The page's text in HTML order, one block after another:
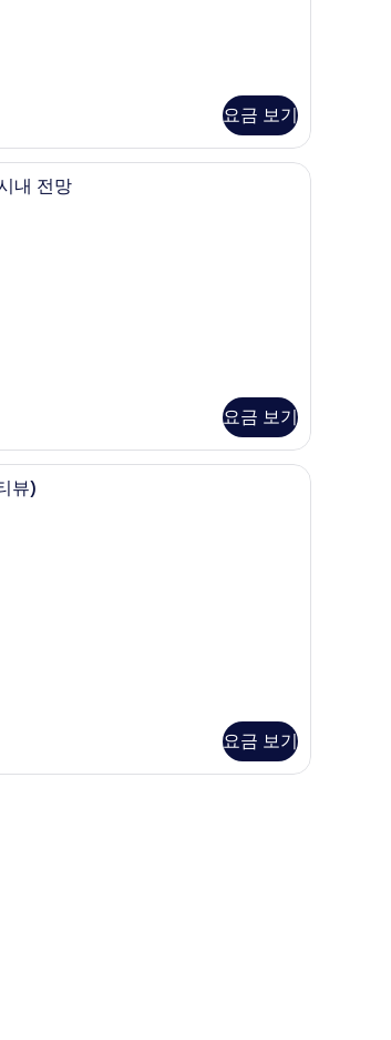
요금 보기
내 금고, 방음 설비디럭스 트윈룸, 시내 전망 | 고급 침구, 오리/거
내 전망
요금 보기
내 금고, 방음 설비마운틴 더블(시티뷰) | 고급 침구, 오리/거위털
뷰)
요금 보기